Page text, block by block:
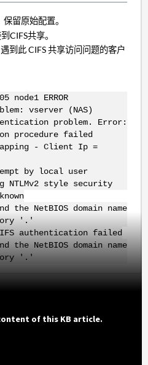
留原始配置。
CIFS共享。
到此 CIFS 共享访问问题的客户
node1 ERROR
vserver (NAS)
problem. Error:
procedure failed
- Client Ip =
by local user
NTLMv2 style security
NetBIOS domain name
'.'
authentication failed
NetBIOS domain name
'.'
of this KB article.